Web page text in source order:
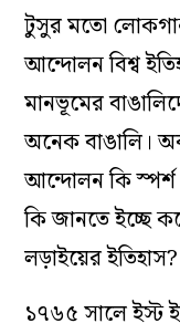
টুসুর মতো
আন্দোলন বিশ্ব
মানভূমের
অনেক বাঙালি।
আন্দোলন কি স্পর্শ
কি জানতে ইচ্ছে
লড়াইয়ের ইতিহাস?
১৭৬৫ সালে ইস্ট